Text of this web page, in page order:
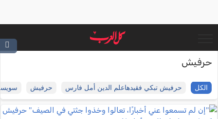
حرفيش
الكل حرفيش تبكي فقيدهاعلم الدين أمل فارس حرفيش